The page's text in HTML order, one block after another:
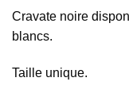
Cravate noire
blancs.
Taille unique.